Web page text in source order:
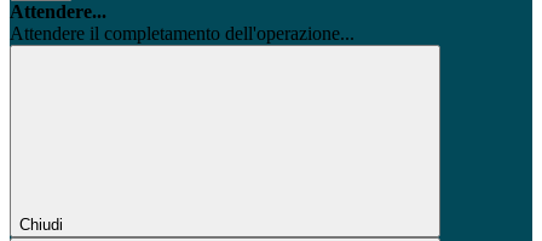
Attendere...
Attendere il completamento dell'operazione...
Chiudi